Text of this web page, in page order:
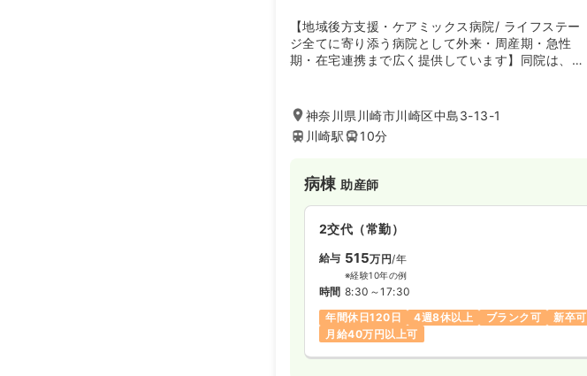
【地域後方支援・ケアミックス病院/ ライフステー
ジ全てに寄り添う病院として外来・周産期・急性
期・在宅連携まで広く提供しています】同院は、急
ネットーワークも充実しており、東邦大学病院とは
地域連携病院の指定を受けている2次救急ケアミッ
クス型病院です。
神奈川県川崎市川崎区中島3-13-1
川崎駅
10分
病棟 助産師
2交代（常勤）
給与 515万円/年
※経験10年の例
時間 8:30～17:30
年間休日120日
4週8休以上 ブランク可
新卒可
月給40万円以上可